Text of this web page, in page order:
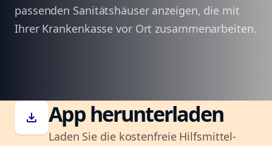
passenden Sanitätshäuser anzeigen, die mit
Ihrer Krankenkasse vor Ort zusammenarbeiten.
download App herunterladen
Laden Sie die kostenfreie Hilfsmittel-